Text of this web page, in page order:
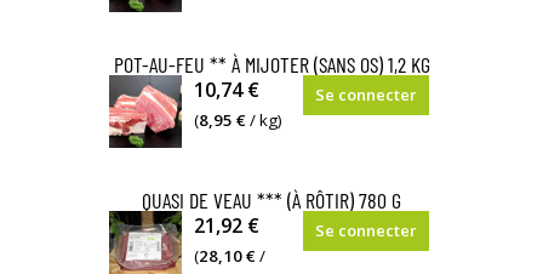
POT-AU-FEU ** À MIJOTER (SANS OS) 1,2 KG
10,74 €
(8,95 €/ kg)
Se connecter
QUASI DE VEAU *** (À RÔTIR) 780 G
21,92 €
(28,10 €/
Se connecter